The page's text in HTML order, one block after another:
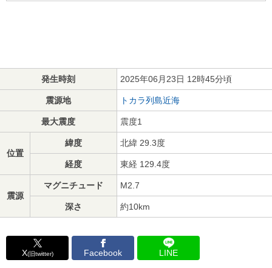
発生時刻 2025年06月23日 12時45分頃
震源地 トカラ列島近海
最大震度 震度1
位置
緯度 北緯 29.3度
経度 東経 129.4度
震源
マグニチュード M2.7
深さ 約10km
X(旧twitter) Facebook LINE